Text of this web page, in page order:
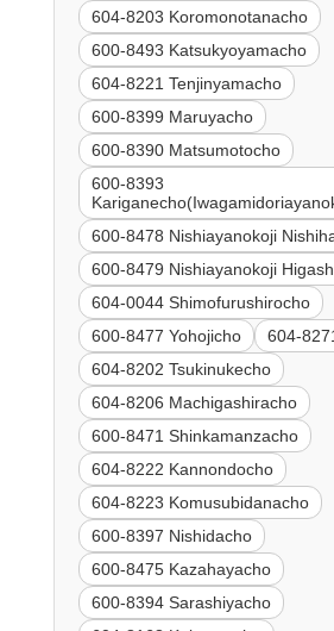
604-8203 Koromonotanacho
600-8493 Katsukyoyamacho
604-8221 Tenjinyamacho
600-8399 Maruyacho
600-8390 Matsumotocho
600-8393
600-8478 Nishiayanokoji
600-8479 Nishiayanokoji
604-0044 Shimofurushirocho
600-8477 Yohojicho
604-
604-8202 Tsukinukecho
604-8206 Machigashiracho
600-8471 Shinkamanzacho
604-8222 Kannondocho
604-8223 Komusubidanacho
600-8397 Nishidacho
600-8475 Kazahayacho
600-8394 Sarashiyacho